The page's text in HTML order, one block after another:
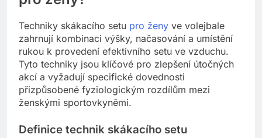
Techniky skákacího setu pro ženy ve volejbale
zahrnují kombinaci výšky, načasování a umístění
rukou k provedení efektivního setu ve vzduchu.
Tyto techniky jsou klíčové pro zlepšení útočných
akcí a vyžadují specifické dovednosti
přizpůsobené fyziologickým rozdílům mezi
ženskými sportovkyněmi.
Definice technik skákacího setu